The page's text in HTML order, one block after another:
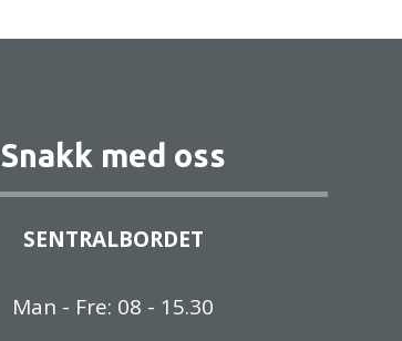
Snakk med oss
SENTRALBORDET
Man - Fre: 08 - 15.30